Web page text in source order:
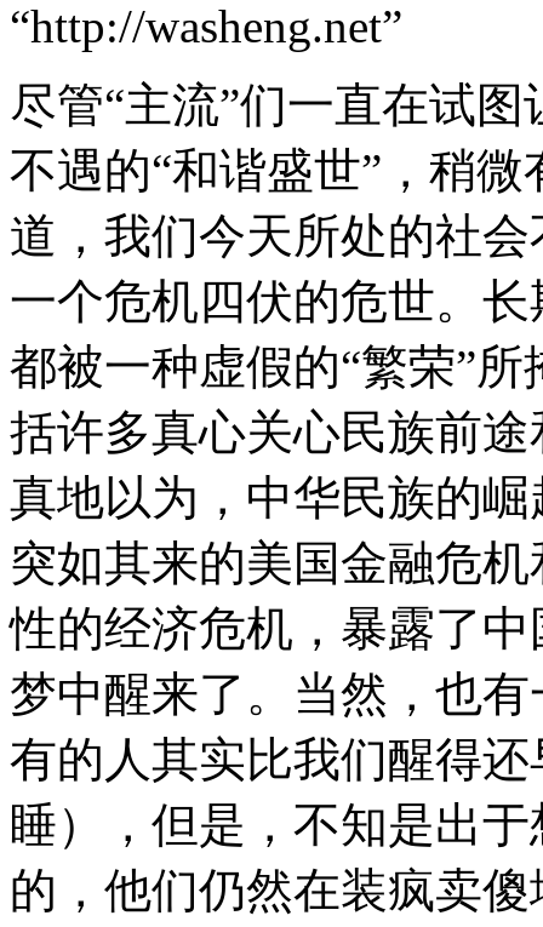
“http://washeng.net”
尽管“主流”们一直在试
不遇的“和谐盛世”，稍
道，我们今天所处的社
一个危机四伏的危世。
都被一种虚假的“繁荣”
括许多真心关心民族前
真地以为，中华民族的
突如其来的美国金融危
性的经济危机，暴露了
梦中醒来了。当然，也
有的人其实比我们醒得
睡），但是，不知是出
的，他们仍然在装疯卖